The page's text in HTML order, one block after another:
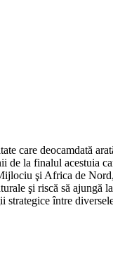
care deocamdată
de la finalul acestuia
şi Africa de
şi riscă să ajungă
între